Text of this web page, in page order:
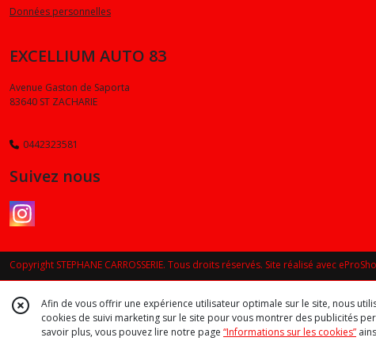
Données personnelles
EXCELLIUM AUTO 83
Avenue Gaston de Saporta
83640 ST ZACHARIE
0442323581
Suivez nous
Copyright STEPHANE CARROSSERIE. Tous droits réservés. Site réalisé avec
Afin de vous offrir une expérience utilisateur optimale sur le site, nous
cookies de suivi marketing sur le site pour vous montrer des publicités
savoir plus, vous pouvez lire notre page “Informations sur les cookies”